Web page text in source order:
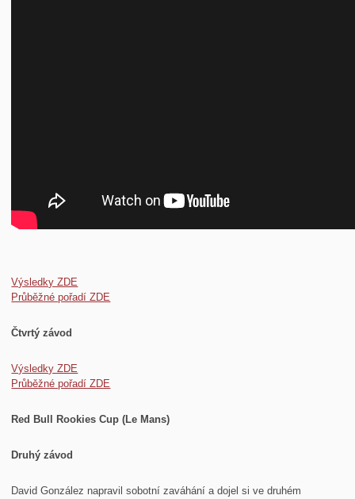
Výsledky ZDE
Průběžné pořadí ZDE
Čtvrtý závod
Výsledky ZDE
Průběžné pořadí ZDE
Red Bull Rookies Cup (Le Mans)
Druhý závod
David González napravil sobotní zaváhání a dojel si ve druhém